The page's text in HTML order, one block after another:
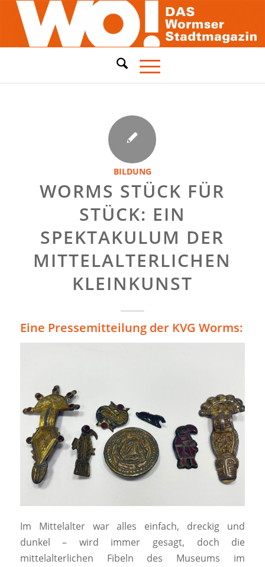
BILDUNG
WORMS STÜCK FÜR
STÜCK: EIN
SPEKTAKULUM DER
MITTELALTERLICHEN
KLEINKUNST
Eine Pressemitteilung der KVG Worms:
Im Mittelalter war alles einfach, dreckig und
dunkel – wird immer gesagt, doch die
mittelalterlichen Fibeln des Museums im